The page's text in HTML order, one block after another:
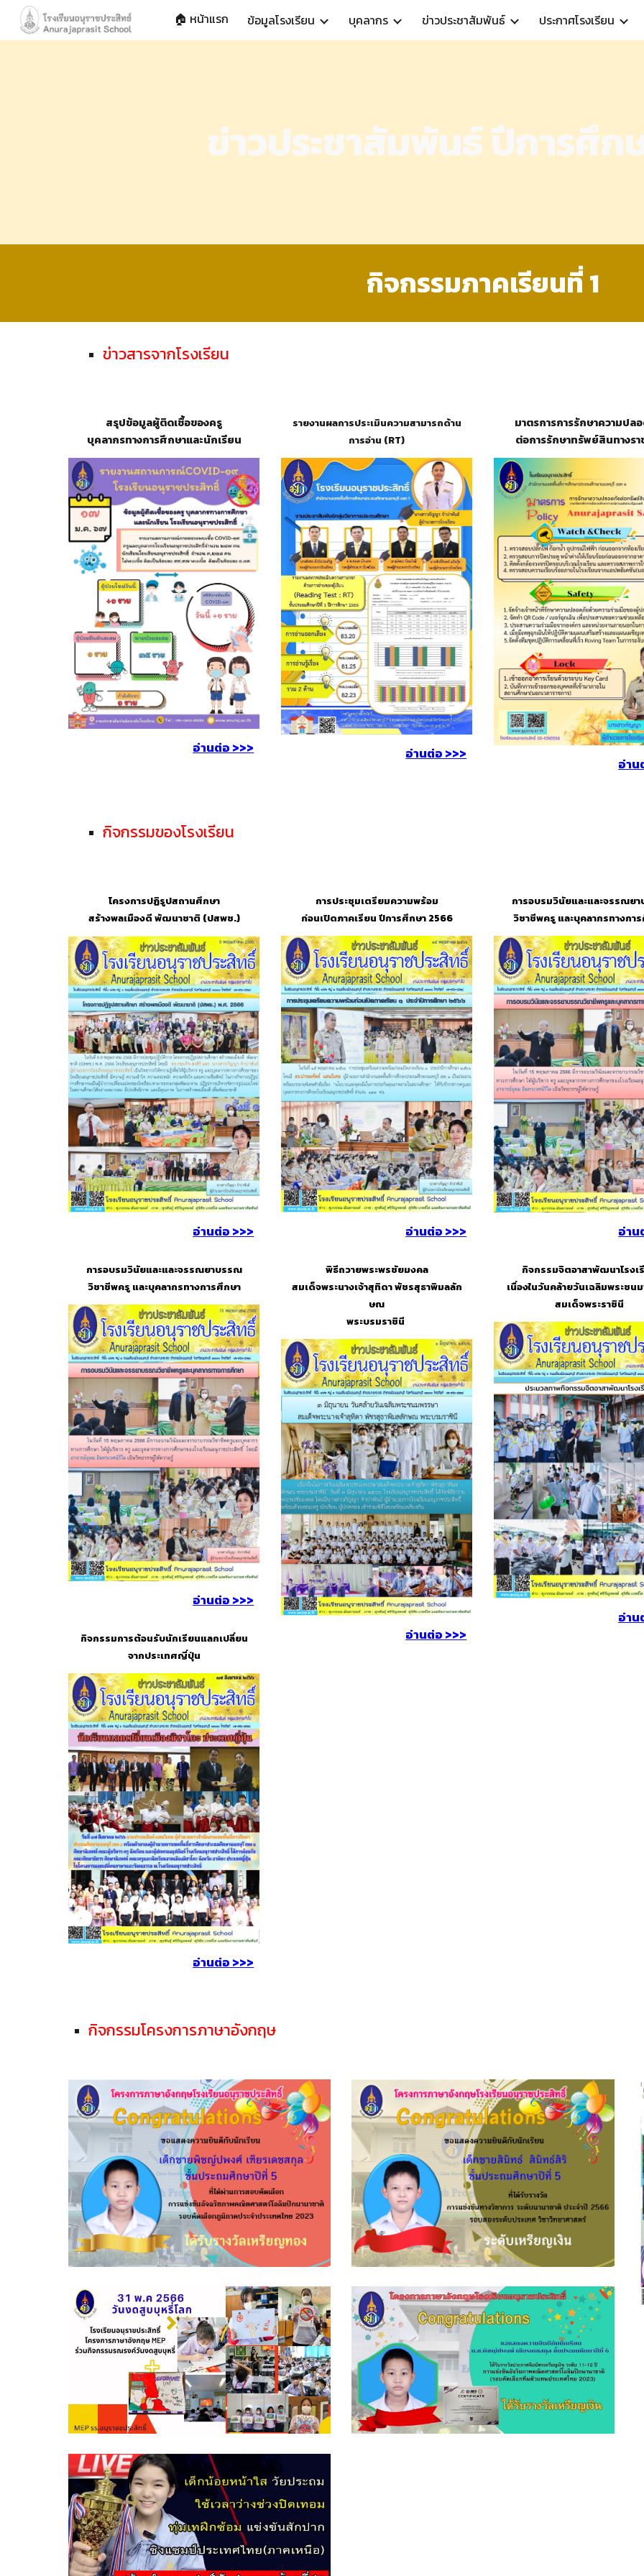
Skip to main content Skip to
🏠 หน้าแรก ข้อมูลโรงเรียน บุคลากร ข่าวประชาสัมพันธ์ ประกาศโรงเรียน
ข่าวประชาสัมพันธ์ปีการศึก
กิจกรรมภาคเรียนที่ 1
ข่าวสารจากโรงเรียน
สรุปข้อมูลผู้ติดเชื้อของครู
บุคลากรทางการศึกษาและนักเรียน
อ่านต่อ >>>
รายงานผลการประเมินความสามารถด้าน
การอ่าน (RT)
อ่านต่อ >>>
มาตรการการรักษาความปล
ต่อการรักษาทรัพย์สินทางรา
อ่าน
กิจกรรมของโรงเรียน
โครงการปฏิรูปสถานศึกษา
สร้างพลเมืองดี พัฒนาชาติ (ปสพช.)
อ่านต่อ >>>
การอบรมวินัยและและจรรณยาบรรณ
วิชาชีพครู และบุคลากรทางการศึกษา
อ่านต่อ >>>
กิจกรรมการต้อนรับนักเรียนแลกเปลี่ยน
จากประเทศญี่ปุ่น
อ่านต่อ >>>
การประชุมเตรียมความพร้อม
ก่อนเปิดภาคเรียน ปีการศึกษา 2566
อ่านต่อ >>>
พิธีถวายพระพรชัยมงคล
สมเด็จพระนางเจ้าสุทิดา พัชรสุธาพิมลลัก
ษณ
พระบรมราชินี
อ่านต่อ >>>
การอบรมวินัยและและจรรณย
วิชาชีพครู และบุคลากรทางกา
อ่าน
กิจกรรมจิตอาสาพัฒนาโรงเ
เนื่องในวันคล้ายวันเฉลิมพระชน
สมเด็จพระราชินี
อ่าน
กิจกรรมโครงการภาษาอังกฤษ